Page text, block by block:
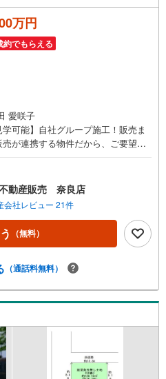
万円
約でもらえる
愛咲子
学可能】自社グループ施工！販売ま
が連携する物件だから、ご要望に
ランド物件:建売価格で「理想」を
建売価格で「理想」が叶うのか？
プ内で完結させることで中間コス
を「広さ」と「性能」に還元しま
諦めない。専属FPによる無料相談
で安心を 教育費や老後資金など将来
のアドバイス 「最適な銀行は？」
具体的なプランをご提案「自分ら
将来」どちらもフロンティアで叶
見学・FP相談も受付中です
動産販売 奈良店
会社レビュー 21件
（無料）
（通話料無料）